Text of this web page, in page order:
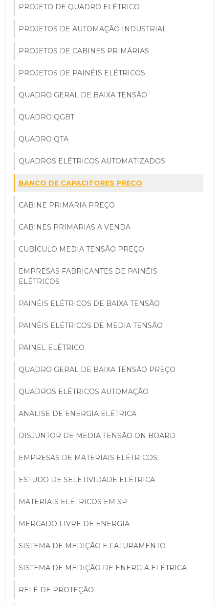
PROJETO DE QUADRO ELÉTRICO
PROJETOS DE AUTOMAÇÃO INDUSTRIAL
PROJETOS DE CABINES PRIMÁRIAS
PROJETOS DE PAINÉIS ELÉTRICOS
QUADRO GERAL DE BAIXA TENSÃO
QUADRO QGBT
QUADRO QTA
QUADROS ELÉTRICOS AUTOMATIZADOS
BANCO DE CAPACITORES PREÇO
CABINE PRIMARIA PREÇO
CABINES PRIMARIAS A VENDA
CUBÍCULO MEDIA TENSÃO PREÇO
EMPRESAS FABRICANTES DE PAINÉIS
ELÉTRICOS
PAINÉIS ELÉTRICOS DE BAIXA TENSÃO
PAINÉIS ELÉTRICOS DE MEDIA TENSÃO
PAINEL ELÉTRICO
QUADRO GERAL DE BAIXA TENSÃO PREÇO
QUADROS ELÉTRICOS AUTOMAÇÃO
ANALISE DE ENERGIA ELÉTRICA
DISJUNTOR DE MEDIA TENSÃO ON BOARD
EMPRESAS DE MATERIAIS ELÉTRICOS
ESTUDO DE SELETIVIDADE ELÉTRICA
MATERIAIS ELÉTRICOS EM SP
MERCADO LIVRE DE ENERGIA
SISTEMA DE MEDIÇÃO E FATURAMENTO
SISTEMA DE MEDIÇÃO DE ENERGIA ELÉTRICA
RELÉ DE PROTEÇÃO